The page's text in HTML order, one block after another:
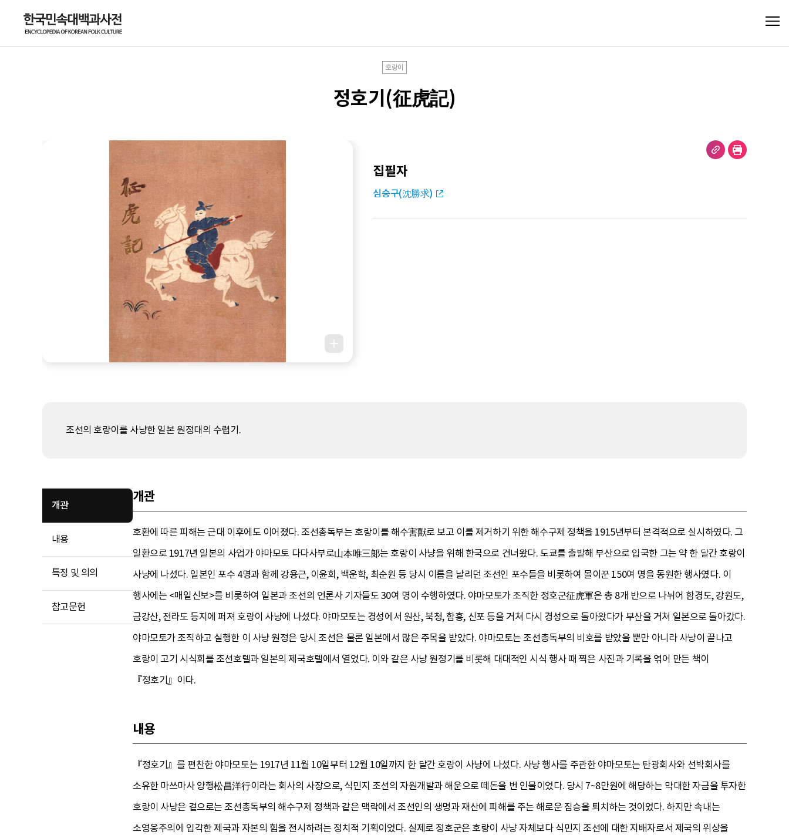
호랑이
정호기(征虎記)
집필자
심승구(沈勝求)
조선의 호랑이를 사냥한 일본 원정대의 수렵기.
개관
내용
특징 및 의의
참고문헌
개관
호환에 따른 피해는 근대 이후에도 이어졌다. 조선총독부는 호랑이를 해수害獸로 보고 이를 제거하기 위한 해수구제 정책을 1915년부터 본격적으로 실시하였다. 그
일환으로 1917년 일본의 사업가 야마모토 다다사부로山本唯三郞는 호랑이 사냥을 위해 한국으로 건너왔다. 도쿄를 출발해 부산으로 입국한 그는 약 한 달간 호랑이
사냥에 나섰다. 일본인 포수 4명과 함께 강용근, 이윤회, 백운학, 최순원 등 당시 이름을 날리던 조선인 포수들을 비롯하여 몰이꾼 150여 명을 동원한 행사였다. 이
행사에는 <매일신보>를 비롯하여 일본과 조선의 언론사 기자들도 30여 명이 수행하였다. 야마모토가 조직한 정호군征虎軍은 총 8개 반으로 나뉘어 함경도, 강원도,
금강산, 전라도 등지에 퍼져 호랑이 사냥에 나섰다. 야마모토는 경성에서 원산, 북청, 함흥, 신포 등을 거쳐 다시 경성으로 돌아왔다가 부산을 거쳐 일본으로 돌아갔다.
야마모토가 조직하고 실행한 이 사냥 원정은 당시 조선은 물론 일본에서 많은 주목을 받았다. 야마모토는 조선총독부의 비호를 받았을 뿐만 아니라 사냥이 끝나고
호랑이 고기 시식회를 조선호텔과 일본의 제국호텔에서 열었다. 이와 같은 사냥 원정기를 비롯해 대대적인 시식 행사 때 찍은 사진과 기록을 엮어 만든 책이
『정호기』이다.
내용
『정호기』를 편찬한 야마모토는 1917년 11월 10일부터 12월 10일까지 한 달간 호랑이 사냥에 나섰다. 사냥 행사를 주관한 야마모토는 탄광회사와 선박회사를
소유한 마쓰마사 양행松昌洋行이라는 회사의 사장으로, 식민지 조선의 자원개발과 해운으로 떼돈을 번 인물이었다. 당시 7~8만원에 해당하는 막대한 자금을 투자한
호랑이 사냥은 겉으로는 조선총독부의 해수구제 정책과 같은 맥락에서 조선인의 생명과 재산에 피해를 주는 해로운 짐승을 퇴치하는 것이었다. 하지만 속내는
소영웅주의에 입각한 제국과 자본의 힘을 전시하려는 정치적 기획이었다. 실제로 정호군은 호랑이 사냥 자체보다 식민지 조선에 대한 지배자로서 제국의 위상을